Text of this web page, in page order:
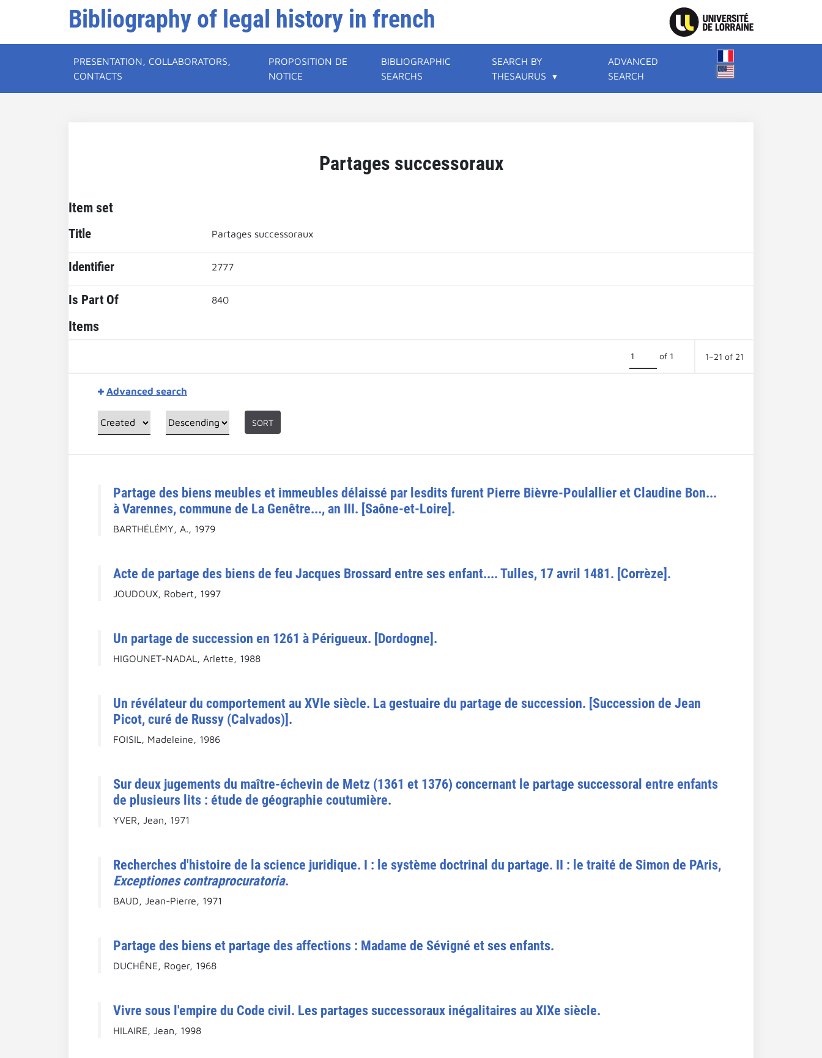
Bibliography of legal history in french
PRESENTATION, COLLABORATORS,
CONTACTS
PROPOSITION DE
NOTICE
BIBLIOGRAPHIC
SEARCHS
SEARCH BY
THESAURUS
ADVANCED
SEARCH
Partages successoraux
Item set
Title Partages successoraux
Identifier 2777
Is Part Of 840
Items
of 1 1–21 of 21
Advanced search
SORT
Partage des biens meubles et immeubles délaissé par lesdits furent Pierre Bièvre-Poulallier et Claudine Bon...
à Varennes, commune de La Genêtre..., an III. [Saône-et-Loire].
BARTHÉLÉMY, A., 1979
Acte de partage des biens de feu Jacques Brossard entre ses enfant.... Tulles, 17 avril 1481. [Corrèze].
JOUDOUX, Robert, 1997
Un partage de succession en 1261 à Périgueux. [Dordogne].
HIGOUNET-NADAL, Arlette, 1988
Un révélateur du comportement au XVIe siècle. La gestuaire du partage de succession. [Succession de Jean
Picot, curé de Russy (Calvados)].
FOISIL, Madeleine, 1986
Sur deux jugements du maître-échevin de Metz (1361 et 1376) concernant le partage successoral entre enfants
de plusieurs lits : étude de géographie coutumière.
YVER, Jean, 1971
Recherches d'histoire de la science juridique. I : le système doctrinal du partage. II : le traité de Simon de PAris,
Exceptiones contraprocuratoria.
BAUD, Jean-Pierre, 1971
Partage des biens et partage des affections : Madame de Sévigné et ses enfants.
DUCHÊNE, Roger, 1968
Vivre sous l'empire du Code civil. Les partages successoraux inégalitaires au XIXe siècle.
HILAIRE, Jean, 1998